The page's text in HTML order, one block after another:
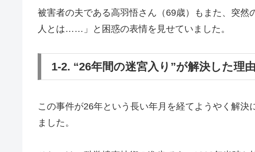
被害者の夫である高羽悟さん（69歳）もまた、突
人とは……」と困惑の表情を見せていました。
1-2. “26年間の迷宮入り”が解決した理
この事件が26年という長い年月を経てようやく解
ました。